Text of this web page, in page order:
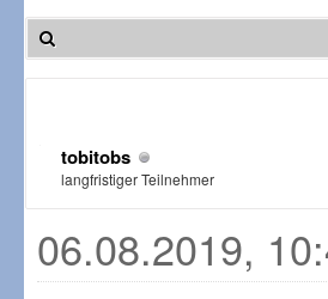
tobitobs
langfristiger Teilnehmer
06.08.2019,